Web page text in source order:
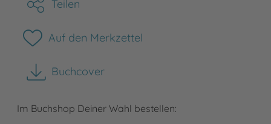
Teilen
Auf den Merkzettel
Buchcover
herunterladen
Im Buchshop Deiner Wahl bestellen: